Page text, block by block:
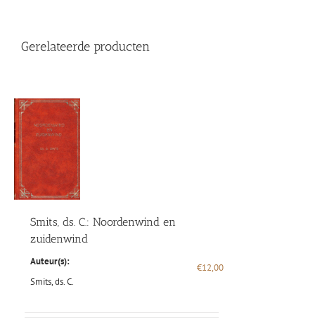
Gerelateerde producten
Smits, ds. C.: Noordenwind en
zuidenwind
Auteur(s):
Smits, ds. C.
€12,00